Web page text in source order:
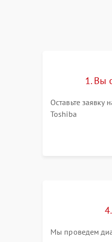
1. Вы
Оставьте заявку
Toshiba
Мы проведем